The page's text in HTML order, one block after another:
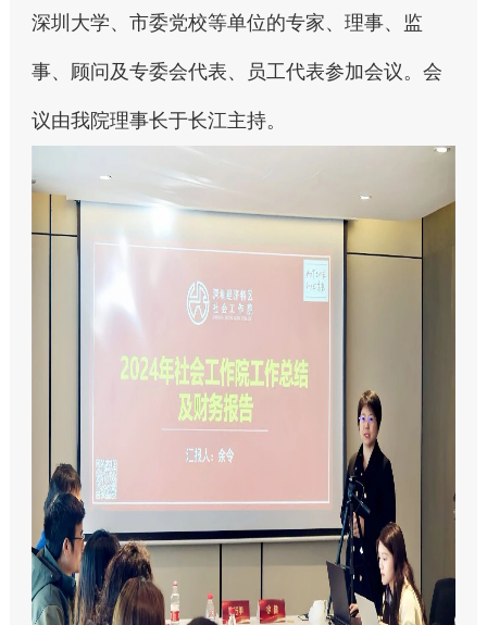
深圳大学、市委党校等单位的专家、理事、监
事、顾问及专委会代表、员工代表参加会议。会
议由我院理事长于长江主持。